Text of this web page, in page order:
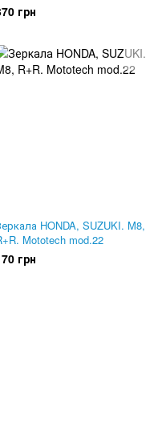
грн
HONDA, SUZUKI. M8,
Mototech mod.22
грн